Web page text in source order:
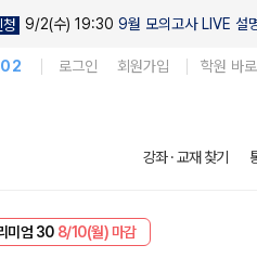
9/2(수) 19:30 9월 모의고사 LIVE 설
로그인 회원가입 학원 바로
강좌 · 교재 찾기
미엄 30 8/10(월) 마감